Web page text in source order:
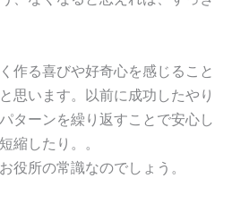
作る喜びや好奇心を感じること
思います。以前に成功したやり
ターンを繰り返すことで安心し
縮したり。。
役所の常識なのでしょう。